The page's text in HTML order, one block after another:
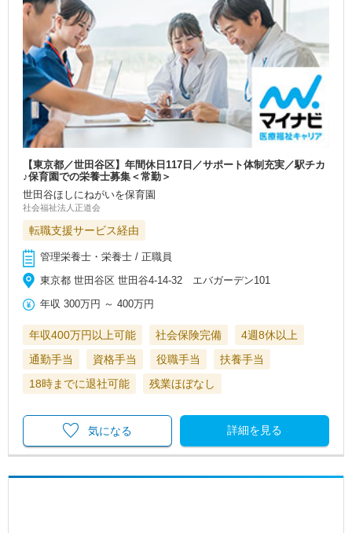
【東京都／世田谷区】年間休日117日／サポート体制充実／駅チカ
♪保育園での栄養士募集＜常勤＞
世田谷ほしにねがいを保育園
社会福祉法人正道会
転職支援サービス経由
管理栄養士・栄養士 / 正職員
東京都 世田谷区 世田谷4-14-32 エバガーデン101
年収 300万円 ～400万円
年収400万円以上可能 社会保険完備
4週8休以上
通勤手当
資格手当 役職手当
扶養手当
18時までに退社可能
残業ほぼなし
詳細を見る
気になる